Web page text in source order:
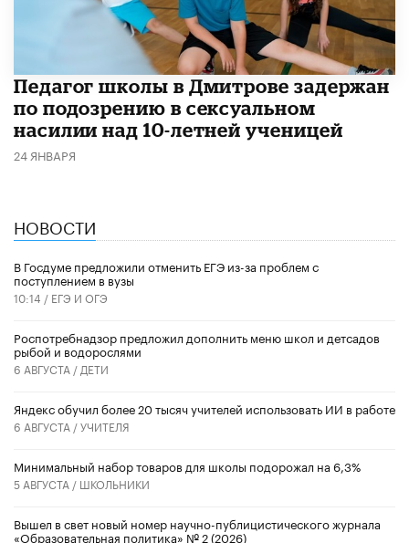
Педагог школы в Дмитрове задержан
по подозрению в сексуальном
насилии над 10-летней ученицей
24 ЯНВАРЯ
НОВОСТИ
В Госдуме предложили отменить ЕГЭ из-за проблем с
поступлением в вузы
10:14 / ЕГЭ И ОГЭ
Роспотребнадзор предложил дополнить меню школ и детсадов
рыбой и водорослями
6 АВГУСТА / ДЕТИ
​Яндекс обучил более 20 тысяч учителей использовать ИИ в работе
6 АВГУСТА /УЧИТЕЛЯ
Минимальный набор товаров для школы подорожал на 6,3%
5 АВГУСТА / ШКОЛЬНИКИ
Вышел в свет новый номер научно-публицистического журнала
«Образовательная политика» № 2 (2026)